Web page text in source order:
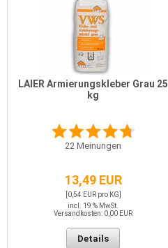
LAIER Armierungskleber Grau 25
kg
22 Meinungen
13,49 EUR
[0,54 EUR pro KG]
incl. 19 % MwSt.
Versandkosten: 0,00 EUR
Details